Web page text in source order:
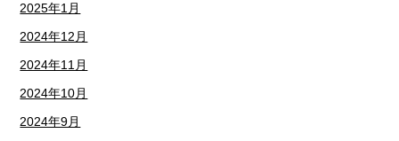
2025年1月
2024年12月
2024年11月
2024年10月
2024年9月